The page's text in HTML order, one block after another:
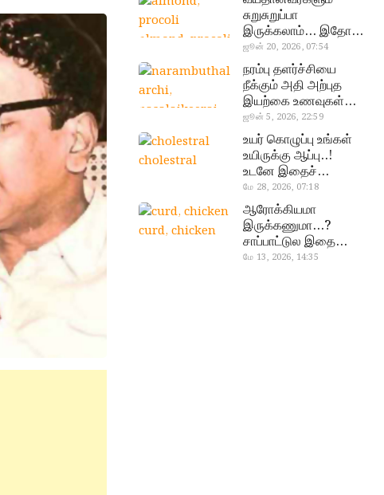
almond, procoli
சுறுசுறுப்பா
இருக்கலாம்… இதோ
சூப்பர் உணவுகள்!
ஜூன் 20, 2026, 07:54
narambuthalar
chi,
pasalaikeerai
நரம்பு தளர்ச்சியை
நீக்கும் அதி அற்புத
இயற்கை உணவுகள்…
தவற விட்டுறாதீங்க!
ஜூன் 5, 2026, 22:59
cholestral
உயர் கொழுப்பு உங்கள்
உயிருக்கு ஆப்பு..!
உடனே இதைச்
செய்யுங்க!
மே 28, 2026, 07:18
curd, chicken
ஆரோக்கியமா
இருக்கணுமா…?
சாப்பாட்டுல இதை
எல்லாம்
மே 13, 2026, 14:35